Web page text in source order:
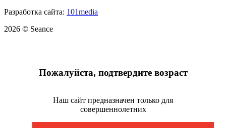
Разработка сайта: 101media
2026 © Seance
Пожалуйста, подтвердите возраст
Наш сайт предназначен только для
совершеннолетних